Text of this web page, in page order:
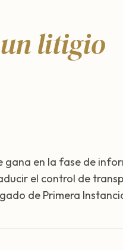
un litigio
gana en la fase de
el control de
de Primera